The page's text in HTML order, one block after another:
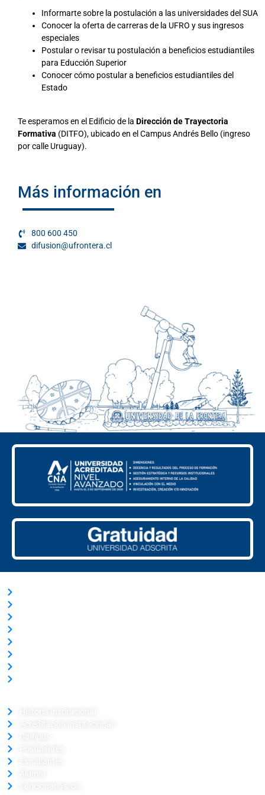
Informarte sobre la postulación a las universidades del SUA
Conocer la oferta de carreras de la UFRO y sus ingresos
especiales
Postular o revisar tu postulación a beneficios estudiantiles
para Educción Superior
Conocer cómo postular a beneficios estudiantiles del
Estado
Te esperamos en el Edificio de la Dirección de Trayectoria
Formativa (DITFO), ubicado en el Campus Andrés Bello (ingreso
por calle Uruguay).
Más información en
800 600 450
difusion@ufrontera.cl